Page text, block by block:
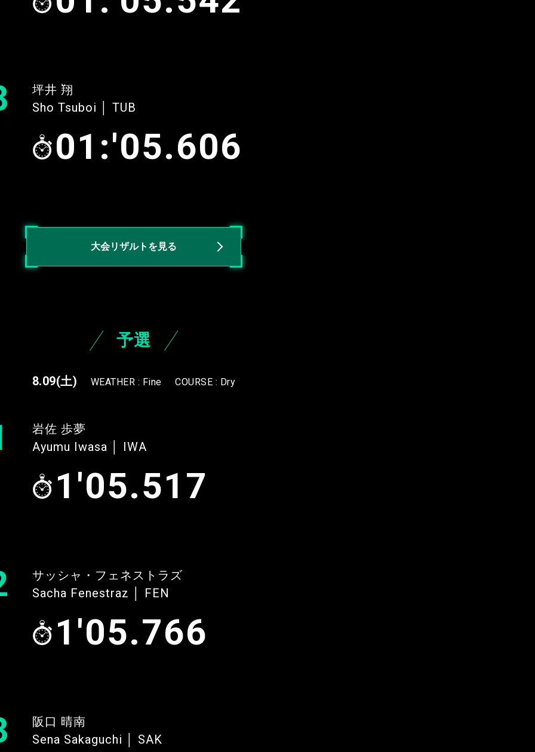
坪井 翔
Sho Tsuboi │ TUB
01:'05.606
大会リザルトを見る
予選
8.09(土) WEATHER : Fine COURSE : Dry
岩佐 歩夢
Ayumu Iwasa │ IWA
1'05.517
サッシャ・フェネストラズ
Sacha Fenestraz │ FEN
1'05.766
阪口 晴南
Sena Sakaguchi │ SAK